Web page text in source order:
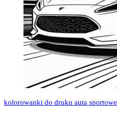
kolorowanki do druku auta sportowe